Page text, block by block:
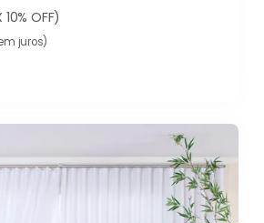
10% OFF)
juros)